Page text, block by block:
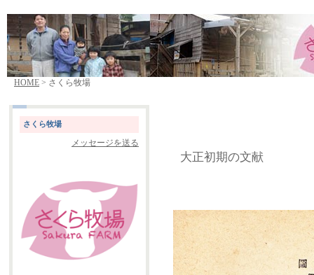
HOME > さくら牧場
さくら牧場
メッセージを送る
大正初期の文献